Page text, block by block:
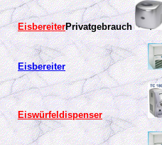
EisbereiterPrivatgebrauch
Eisbereiter
Eiswürfeldispenser